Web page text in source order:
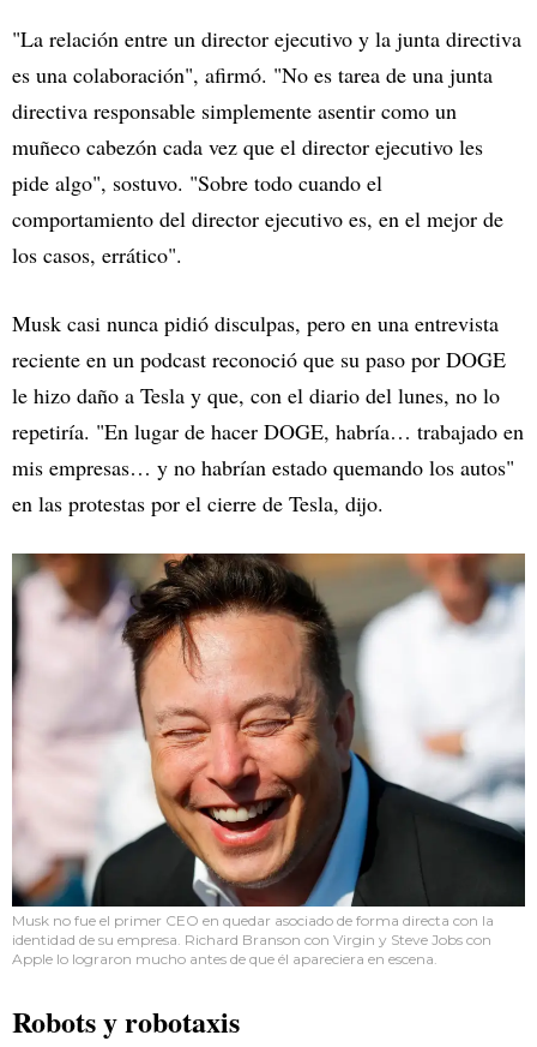
"La relación entre un director ejecutivo y la junta directiva
es una colaboración", afirmó. "No es tarea de una junta
directiva responsable simplemente asentir como un
muñeco cabezón cada vez que el director ejecutivo les
pide algo", sostuvo. "Sobre todo cuando el
comportamiento del director ejecutivo es, en el mejor de
los casos, errático".
Musk casi nunca pidió disculpas, pero en una entrevista
reciente en un podcast reconoció que su paso por DOGE
le hizo daño a Tesla y que, con el diario del lunes, no lo
repetiría. "En lugar de hacer DOGE, habría… trabajado en
mis empresas… y no habrían estado quemando los autos"
en las protestas por el cierre de Tesla, dijo.
Musk no fue el primer CEO en quedar asociado de forma directa con la
identidad de su empresa. Richard Branson con Virgin y Steve Jobs con
Apple lo lograron mucho antes de que él apareciera en escena.
Robots y robotaxis